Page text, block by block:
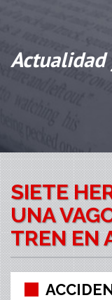
Actualidad
SIETE
UNA
TREN EN